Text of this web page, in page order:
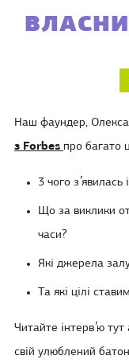
Наш фаундер,
з Forbes про багато
3 чого зʼявилась
Що за виклики
часи?
Які джерела
Та які цілі
Читайте інтервʼю тут
свій улюблений